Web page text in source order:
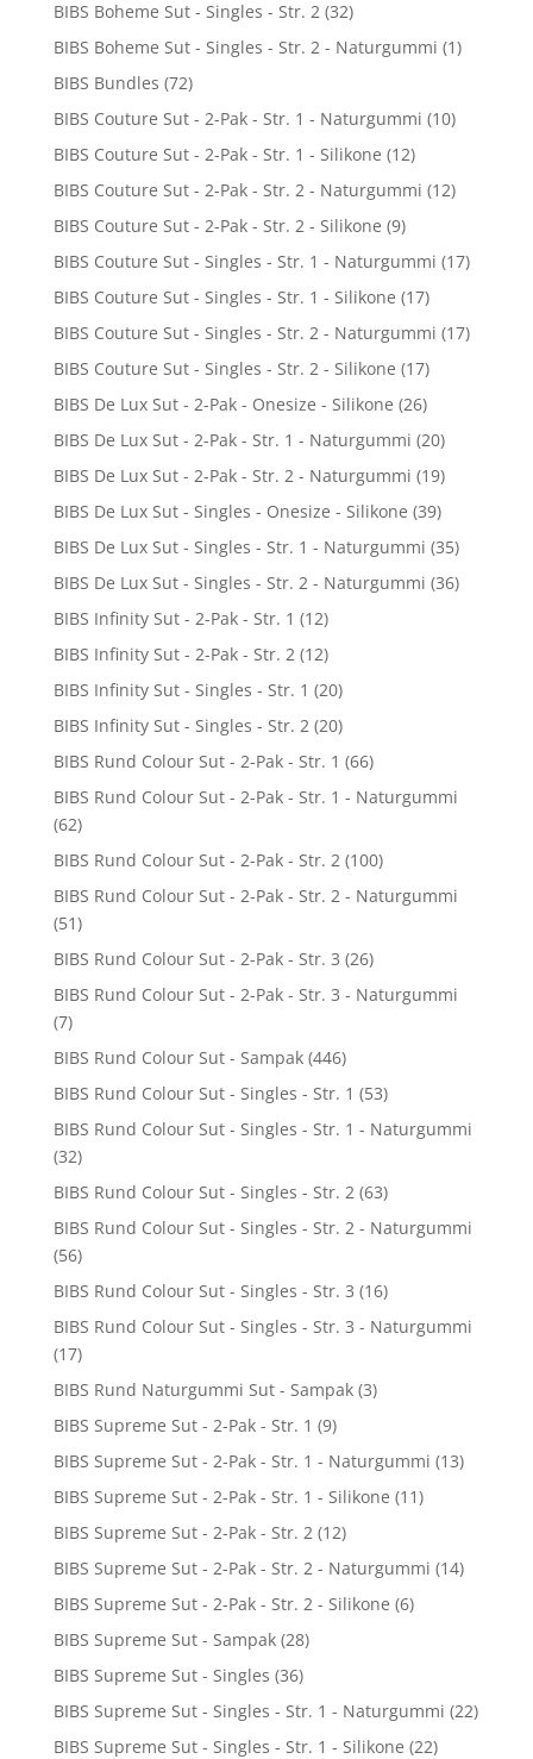
BIBS Boheme Sut - Singles - Str. 2 (32)
BIBS Boheme Sut - Singles - Str. 2 - Naturgummi (1)
BIBS Bundles (72)
BIBS Couture Sut - 2-Pak - Str. 1 - Naturgummi (10)
BIBS Couture Sut - 2-Pak - Str. 1 - Silikone (12)
BIBS Couture Sut - 2-Pak - Str. 2 - Naturgummi (12)
BIBS Couture Sut - 2-Pak - Str. 2 - Silikone (9)
BIBS Couture Sut - Singles - Str. 1 - Naturgummi (17)
BIBS Couture Sut - Singles - Str. 1 - Silikone (17)
BIBS Couture Sut - Singles - Str. 2 - Naturgummi (17)
BIBS Couture Sut - Singles - Str. 2 - Silikone (17)
BIBS De Lux Sut - 2-Pak - Onesize - Silikone (26)
BIBS De Lux Sut - 2-Pak - Str. 1 - Naturgummi (20)
BIBS De Lux Sut - 2-Pak - Str. 2 - Naturgummi (19)
BIBS De Lux Sut - Singles - Onesize - Silikone (39)
BIBS De Lux Sut - Singles - Str. 1 - Naturgummi (35)
BIBS De Lux Sut - Singles - Str. 2 - Naturgummi (36)
BIBS Infinity Sut - 2-Pak - Str. 1 (12)
BIBS Infinity Sut - 2-Pak - Str. 2 (12)
BIBS Infinity Sut - Singles - Str. 1 (20)
BIBS Infinity Sut - Singles - Str. 2 (20)
BIBS Rund Colour Sut - 2-Pak - Str. 1 (66)
BIBS Rund Colour Sut - 2-Pak - Str. 1 - Naturgummi
(62)
BIBS Rund Colour Sut - 2-Pak - Str. 2 (100)
BIBS Rund Colour Sut - 2-Pak - Str. 2 - Naturgummi
(51)
BIBS Rund Colour Sut - 2-Pak - Str. 3 (26)
BIBS Rund Colour Sut - 2-Pak - Str. 3 - Naturgummi
(7)
BIBS Rund Colour Sut - Sampak (446)
BIBS Rund Colour Sut - Singles - Str. 1 (53)
BIBS Rund Colour Sut - Singles - Str. 1 - Naturgummi
(32)
BIBS Rund Colour Sut - Singles - Str. 2 (63)
BIBS Rund Colour Sut - Singles - Str. 2 - Naturgummi
(56)
BIBS Rund Colour Sut - Singles - Str. 3 (16)
BIBS Rund Colour Sut - Singles - Str. 3 - Naturgummi
(17)
BIBS Rund Naturgummi Sut - Sampak (3)
BIBS Supreme Sut - 2-Pak - Str. 1 (9)
BIBS Supreme Sut - 2-Pak - Str. 1 - Naturgummi (13)
BIBS Supreme Sut - 2-Pak - Str. 1 - Silikone (11)
BIBS Supreme Sut - 2-Pak - Str. 2 (12)
BIBS Supreme Sut - 2-Pak - Str. 2 - Naturgummi (14)
BIBS Supreme Sut - 2-Pak - Str. 2 - Silikone (6)
BIBS Supreme Sut - Sampak (28)
BIBS Supreme Sut - Singles (36)
BIBS Supreme Sut - Singles - Str. 1 - Naturgummi (22)
BIBS Supreme Sut - Singles - Str. 1 - Silikone (22)